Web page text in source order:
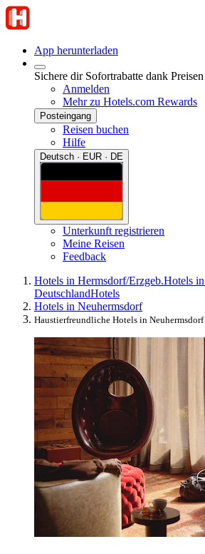
App herunterladen
Sichere dir Sofortrabatte dank
Anmelden
Mehr zu Hotels.com Rewards
Posteingang
Reisen buchen
Hilfe
Deutsch · EUR · DE
Unterkunft registrieren
Meine Reisen
Feedback
Hotels in Hermsdorf/Erzgeb.Hotels in
DeutschlandHotels
Hotels in Neuhermsdorf
Haustierfreundliche Hotels in Neuhermsdorf